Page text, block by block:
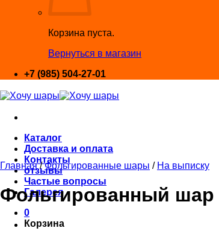
Корзина пуста.
Вернуться в магазин
+7 (985) 504-27-01
Каталог
Доставка и оплата
Контакты
отзывы
Частые вопросы
Галерея
0
Корзина
Главная / Фольгированные шары / На выписку
Фольгированный шар